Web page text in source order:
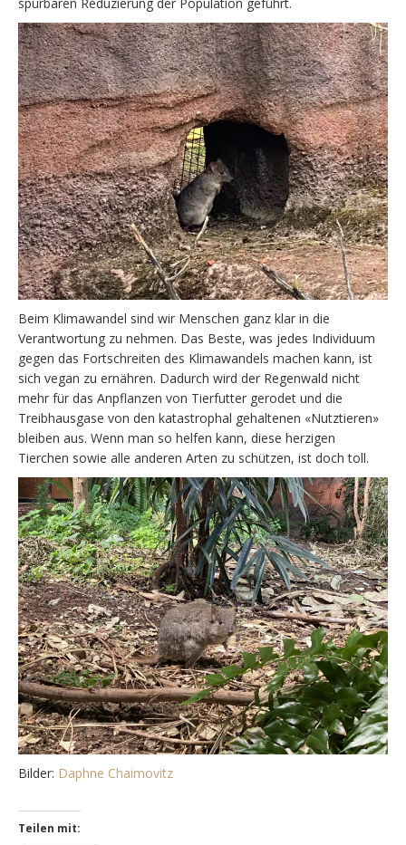
Beim Klimawandel sind wir Menschen ganz klar in die
Verantwortung zu nehmen. Das Beste, was jedes Individuum
gegen das Fortschreiten des Klimawandels machen kann, ist
sich vegan zu ernähren. Dadurch wird der Regenwald nicht
mehr für das Anpflanzen von Tierfutter gerodet und die
Treibhausgase von den katastrophal gehaltenen «Nutztieren»
bleiben aus. Wenn man so helfen kann, diese herzigen
Tierchen sowie alle anderen Arten zu schützen, ist doch toll.
Bilder: Daphne Chaimovitz
Teilen mit: